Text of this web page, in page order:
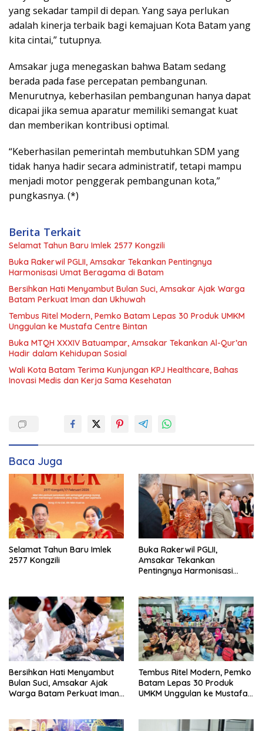
yang sekadar tampil di depan. Yang saya perlukan
adalah kinerja terbaik bagi kemajuan Kota Batam yang
kita cintai,” tutupnya.
Amsakar juga menegaskan bahwa Batam sedang
berada pada fase percepatan pembangunan.
Menurutnya, keberhasilan pembangunan hanya dapat
dicapai jika semua aparatur memiliki semangat kuat
dan memberikan kontribusi optimal.
“Keberhasilan pemerintah membutuhkan SDM yang
tidak hanya hadir secara administratif, tetapi mampu
menjadi motor penggerak pembangunan kota,”
pungkasnya. (*)
Berita Terkait
Selamat Tahun Baru Imlek 2577 Kongzili
Buka Rakerwil PGLII, Amsakar Tekankan Pentingnya
Harmonisasi Umat Beragama di Batam
Bersihkan Hati Menyambut Bulan Suci, Amsakar Ajak Warga
Batam Perkuat Iman dan Ukhuwah
Tembus Ritel Modern, Pemko Batam Lepas 30 Produk UMKM
Unggulan ke Mustafa Centre Bintan
Buka MTQH XXXIV Batuampar, Amsakar Tekankan Al-Qur’an
Hadir dalam Kehidupan Sosial
Wali Kota Batam Terima Kunjungan KPJ Healthcare, Bahas
Inovasi Medis dan Kerja Sama Kesehatan
Baca Juga
Selamat Tahun Baru Imlek
2577 Kongzili
Buka Rakerwil PGLII,
Amsakar Tekankan
Pentingnya Harmonisasi
Bersihkan Hati Menyambut
Bulan Suci, Amsakar Ajak
Warga Batam Perkuat Iman
Tembus Ritel Modern, Pemko
Batam Lepas 30 Produk
UMKM Unggulan ke Mustafa